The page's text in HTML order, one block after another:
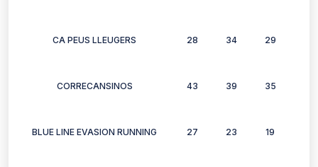
CA PEUS LLEUGERS 28 34 29
CORRECANSINOS 43 39 35
BLUE LINE EVASION RUNNING 27 23 19